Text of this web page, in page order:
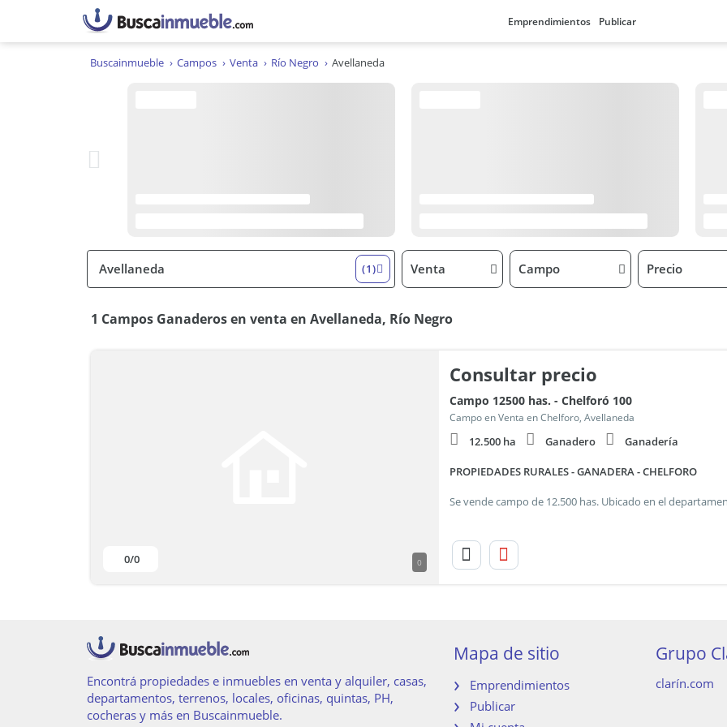
Emprendimientos Publicar
Buscainmueble Campos Venta Río Negro Avellaneda
(1) Venta Campo Precio
1 Campos Ganaderos en venta en Avellaneda, Río Negro
0/0 0
Consultar precio
Campo 12500 has. - Chelforó 100
Campo en Venta en Chelforo, Avellaneda
12.500 ha Ganadero Ganadería
PROPIEDADES RURALES - GANADERA - CHELFORO
Encontrá propiedades e inmuebles en venta y alquiler, casas,
departamentos, terrenos, locales, oficinas, quintas, PH,
cocheras y más en Buscainmueble.
Mapa de sitio
Emprendimientos
Publicar
Grupo
clarín.com